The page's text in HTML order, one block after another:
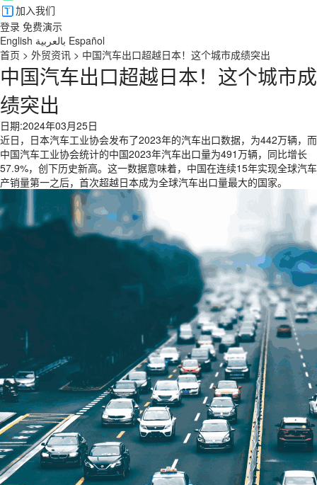
加入我们
登录 免费演示
English بالعربية Español
首页 > 外贸资讯 > 中国汽车出口超越日本！这个城市成绩突出
中国汽车出口超越日本！这个城市成
绩突出
日期:2024年03月25日
近日，日本汽车工业协会发布了2023年的汽车出口数据，为442万辆，而
中国汽车工业协会统计的中国2023年汽车出口量为491万辆，同比增长
57.9%，创下历史新高。这一数据意味着，中国在连续15年实现全球汽车
产销量第一之后，首次超越日本成为全球汽车出口量最大的国家。